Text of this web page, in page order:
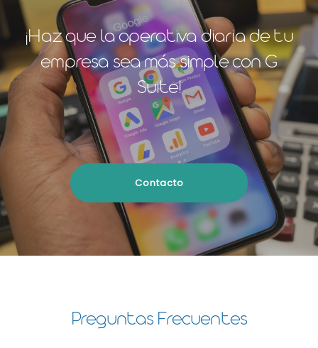
¡Haz que la operativa diaria de tu
empresa sea más simple con G
Suite!
Contacto
Preguntas Frecuentes